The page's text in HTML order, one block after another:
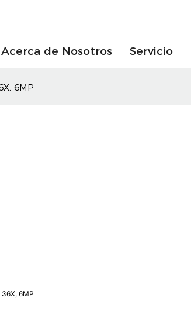
Acerca de Nosotros Servicio
6MP